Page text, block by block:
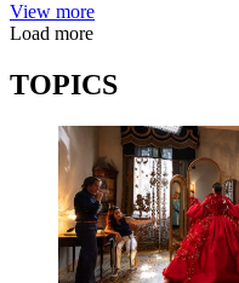
View more
Load more
TOPICS